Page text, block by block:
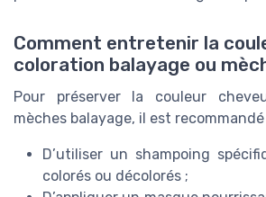
Comment entretenir la
coloration balayage ou
Pour préserver la couleur
mèches balayage, il est recommandé
D’utiliser un shampoing
colorés ou décolorés ;